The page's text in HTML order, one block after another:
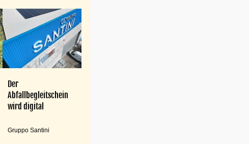
Der
Abfallbegleitschein
wird digital
Gruppo Santini